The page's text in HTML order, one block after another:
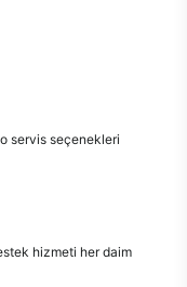
servis seçenekleri
hizmeti her daim